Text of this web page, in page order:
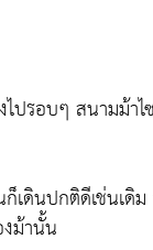
ปรอบๆ สนามม้าไ
เดินปกติดีเช่นเดิ
ม้านั้น